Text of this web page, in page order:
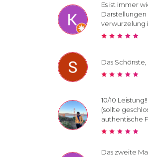
Es ist immer
verwurzelung
Das
10/10
(sollte
authentische
Das zweite